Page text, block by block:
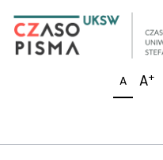
A A+